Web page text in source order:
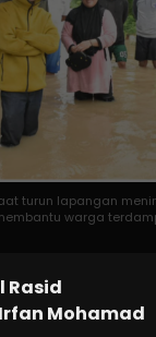
turun lapangan
warga
Rasid
Mohamad